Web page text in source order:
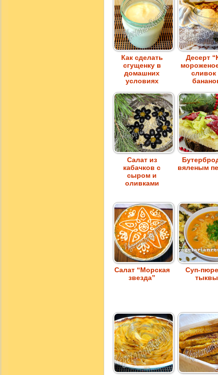
Как сделать
сгущенку в
домашних
условиях
Десерт
сливок
Салат из
кабачков с
сыром и
оливками
вяленым
Салат “Морская
звезда”
Суп-
тыквы